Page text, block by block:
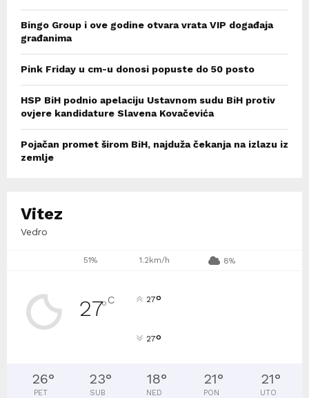
Bingo Group i ove godine otvara vrata VIP događaja
građanima
Pink Friday u cm-u donosi popuste do 50 posto
HSP BiH podnio apelaciju Ustavnom sudu BiH protiv
ovjere kandidature Slavena Kovačevića
Pojačan promet širom BiH, najduža čekanja na izlazu iz
zemlje
Vitez
Vedro
51% 1.2km/h 8%
27°C 27°
27°
26°
PET
23°
SUB
18°
NED
21°
PON
21°
UTO